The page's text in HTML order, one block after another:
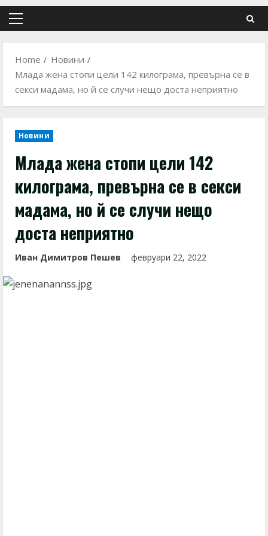
Primary
Home
Новини
Млада жена стопи цели 142 килограма, превърна се в
секси мадама, но й се случи нещо доста неприятно
Новини
Млада жена стопи цели 142
килограма, превърна се в секси
мадама, но й се случи нещо
доста неприятно
Иван Димитров Пешев февруари 22, 2022